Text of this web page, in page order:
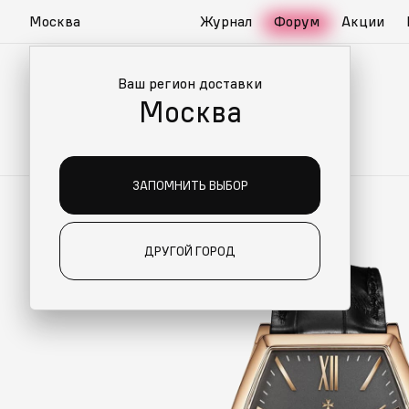
Москва
Ваш регион доставки
Москва
ЗАПОМНИТЬ ВЫБОР
ДРУГОЙ ГОРОД
Журнал Форум Акции